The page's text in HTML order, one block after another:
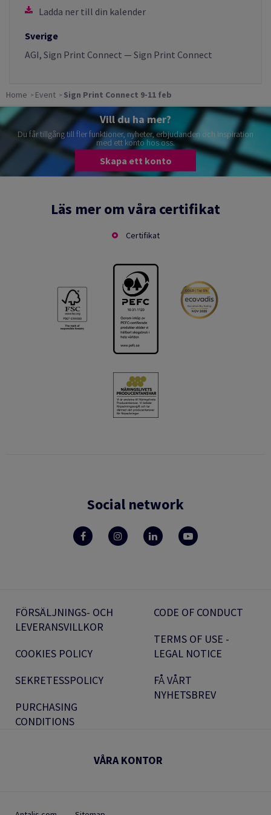
Ladda ner till din kalender
Sverige
AGI, Sign Print Connect — Sign Print Connect
Home Event Sign Print Connect 9-11 feb
Vill du ha mer?
Du får tillgång till fler funktioner, nyheter, erbjudanden och inspiration
med ett konto hos oss.
Skapa ett konto
Läs mer om våra certifikat
Certifikat
Social network
FÖRSÄLJNINGS- OCH
LEVERANSVILLKOR
COOKIES POLICY
SEKRETESSPOLICY
PURCHASING
CONDITIONS
CODE OF CONDUCT
TERMS OF USE -
LEGAL NOTICE
FÅ VÅRT
NYHETSBREV
VÅRA KONTOR